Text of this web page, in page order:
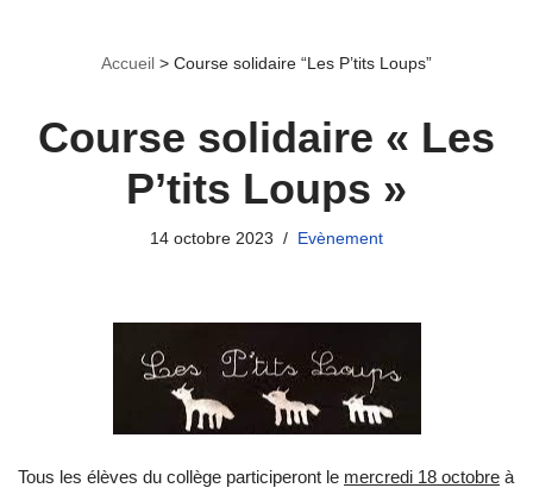
Accueil > Course solidaire “Les P’tits Loups”
Course solidaire « Les
P’tits Loups »
14 octobre 2023 Evènement
Tous les élèves du collège participeront le mercredi 18 octobre à